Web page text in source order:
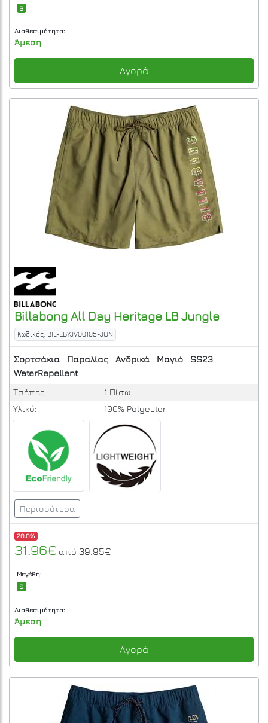
S
Διαθεσιμότητα:
Άμεση
Αγορά
Billabong All Day Heritage LBJungle
Κωδικός: BIL-EBYJV00105-JUN
Σορτσάκια Παραλίας Ανδρικά Μαγιό
SS23
WaterRepellent
Τσέπες:
1 Πίσω
Υλικό:
100% Polyester
Περισσότερα
20.0%
31.96€ από 39.95€
Μεγέθη:
S
Διαθεσιμότητα:
Άμεση
Αγορά